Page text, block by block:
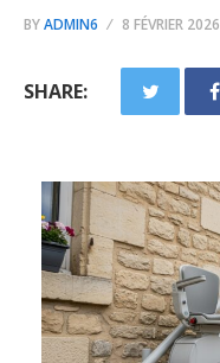
BYADMIN6 8 FÉVRIER 2026
SHARE: